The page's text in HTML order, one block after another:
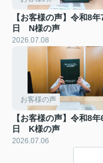
【お客様の声】令和8
日 N様の声
2026.07.08
お客様の声
【お客様の声】令和8
日 K様の声
2026.07.06